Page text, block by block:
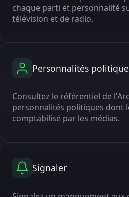
chaque parti et personnalité
télévision et de radio.
Personnalités
Consultez le référentiel de
personnalités politiques dont
comptabilisé par les médias.
Signaler